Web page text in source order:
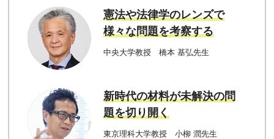
憲法や法律学のレンズで
様々な問題を考察する
中央大学教授 橋本 基弘先生
新時代の材料が未解決の問
題を切り開く
東京理科大学教授 小柳 潤先生